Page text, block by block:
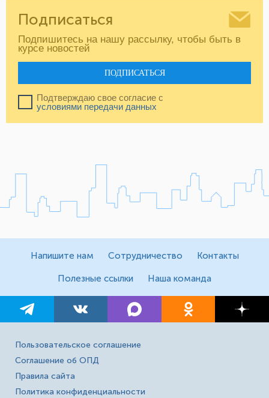
Подписаться
Подпишитесь на нашу рассылку, чтобы быть в
курсе новостей
ПОДПИСАТЬСЯ
Подтверждаю свое согласие с
условиями передачи данных
Напишите нам Сотрудничество Контакты
Полезные ссылки Наша команда
Пользовательское соглашение
Соглашение об ОПД
Правила сайта
Политика конфиденциальности